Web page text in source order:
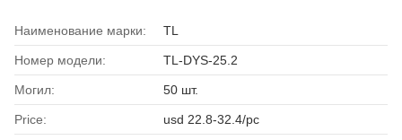
Наименование марки: TL
Номер модели: TL-DYS-25.2
Могил: 50 шт.
Price: usd 22.8-32.4/pc